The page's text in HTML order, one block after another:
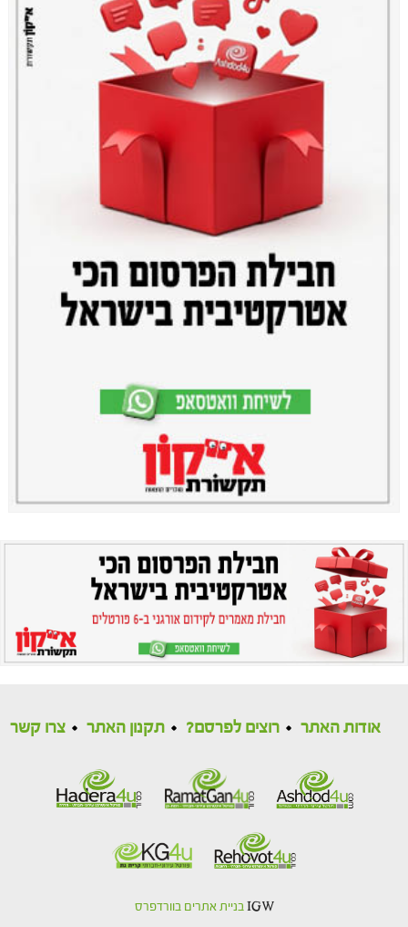
אודות האתר רוצים לפרסם? תקנון האתר צרו קשר
IGW בניית אתרים בוורדפרס